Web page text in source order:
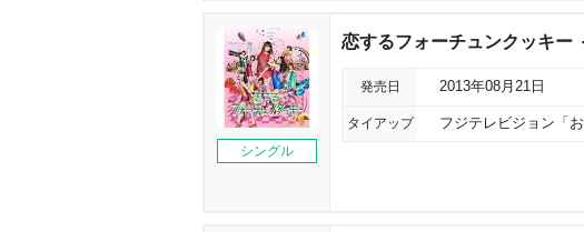
シングル
恋するフォーチュンクッキー
発売日 2013年08月21日
タイアップ フジテレビジョン「